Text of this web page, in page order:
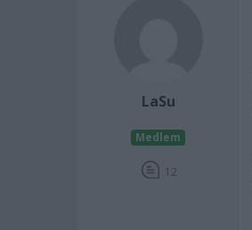
LaSu
Medlem
12